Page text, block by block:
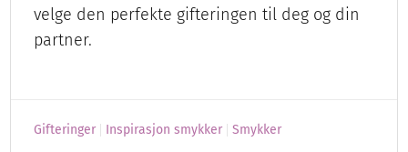
velge den perfekte gifteringen til deg og din
partner.
Gifteringer Inspirasjon smykker Smykker